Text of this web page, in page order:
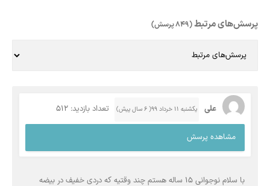
پرسش‌های مرتبط(849 پرسش)
علی یکشنبه ۱۱ خرداد ۹۹( 6 سال پیش) تعداد بازدید: 512
مشاهده پرسش
با سلام نوجوانی ۱۵ ساله هستم چند وقتیه که دردی خفیف در بیضه